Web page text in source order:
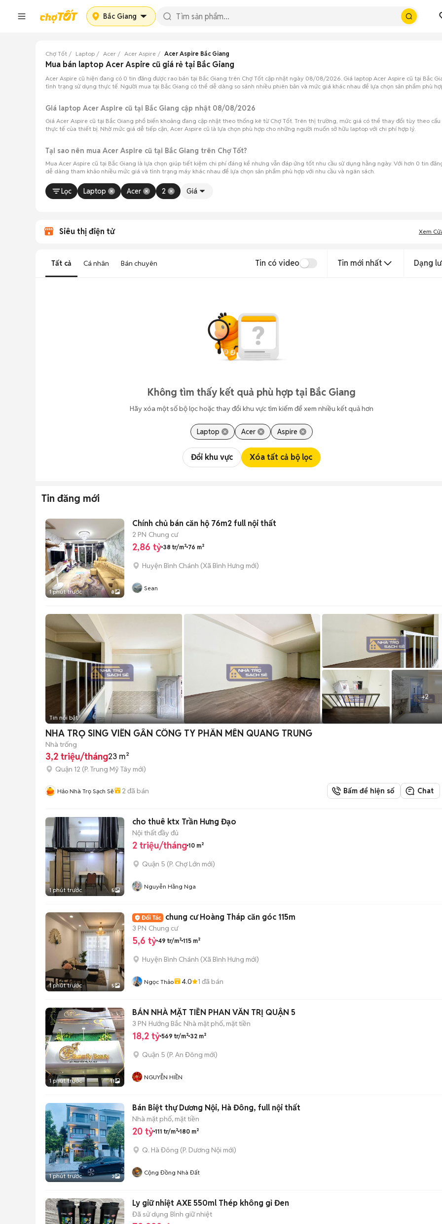
Bắc Giang
Chợ Tốt Laptop Acer Acer Aspire Acer Aspire Bắc Giang
Mua bán laptop Acer Aspire cũ giá rẻ tại Bắc Giang
Acer Aspire cũ hiện đang có 0 tin đăng được rao bán tại Bắc Giang trên Chợ Tốt cập nhật ngày 08/08/2026. Giá laptop Acer Aspire cũ tại Bắc
tình trạng sử dụng thực tế. Người mua tại Bắc Giang có thể dễ dàng so sánh nhiều phiên bản và mức giá khác nhau để lựa chọn sản phẩm phù
Giá laptop Acer Aspire cũ tại Bắc Giang cập nhật 08/08/2026
Giá Acer Aspire cũ tại Bắc Giang phổ biến khoảng đang cập nhật theo thống kê từ Chợ Tốt. Trên thị trường, mức giá có thể thay đổi tùy theo
thực tế của thiết bị. Nhờ mức giá dễ tiếp cận, Acer Aspire cũ là lựa chọn phù hợp cho những người muốn sở hữu laptop với chi phí hợp lý.
Tại sao nên mua Acer Aspire cũ tại Bắc Giang trên Chợ Tốt?
Mua Acer Aspire cũ tại Bắc Giang là lựa chọn giúp tiết kiệm chi phí đáng kể nhưng vẫn đáp ứng tốt nhu cầu sử dụng hằng ngày. Với hơn 0 tin
dễ dàng tham khảo nhiều mức giá và tình trạng máy khác nhau để lựa chọn sản phẩm phù hợp với nhu cầu và ngân sách.
Lọc Laptop Acer 2 Giá
Siêu thị điện tử Xem
Tất cả Cá nhân Bán chuyên Tin có video Tin mới nhất Dạng
Không tìm thấy kết quả phù hợp tại Bắc Giang
Hãy xóa một số bộ lọc hoặc thay đổi khu vực tìm kiếm để xem nhiều kết quả hơn
Laptop Acer Aspire
Đổi khu vực Xóa tất cả bộ lọc
Tin đăng mới
1 phút trước 8
Chính chủ bán căn hộ 76m2 full nội thất
2 PN Chung cư
2,86 tỷ 38 tr/m² 76 m²
Huyện Bình Chánh (Xã Bình Hưng mới)
Sean
+2
Tin nổi bật
NHA TRỌ SING VIÊN GẦN CÔNG TY PHÂN MỀN QUANG TRUNG
Nhà trống
3,2 triệu/tháng23 m²
Quận 12 (P. Trung Mỹ Tây mới)
Hảo Nhà Trọ Sạch Sẽ 2 đã bán Bấm để hiện số Chat
1 phút trước 5
cho thuê ktx Trần Hưng Đạo
Nội thất đầy đủ
2 triệu/tháng 10 m²
Quận 5 (P. Chợ Lớn mới)
Nguyễn Hằng Nga
1 phút trước 5
chung cư Hoàng Tháp căn góc 115m
3 PN Chung cư
5,6 tỷ 49 tr/m² 115 m²
Huyện Bình Chánh (Xã Bình Hưng mới)
Ngọc Thảo 4.0 1 đã bán
1 phút trước 11
BÁN NHÀ MẶT TIỀN PHAN VĂN TRỊ QUẬN 5
3 PN Hướng Bắc Nhà mặt phố, mặt tiền
18,2 tỷ 569 tr/m² 32 m²
Quận 5 (P. An Đông mới)
NGUYỄN HIỀN
1 phút trước 3
Bán Biệt thự Dương Nội, Hà Đông, full nội thất
Nhà mặt phố, mặt tiền
20 tỷ 111 tr/m² 180 m²
Q. Hà Đông (P. Dương Nội mới)
Cộng Đồng Nhà Đất
Ly giữ nhiệt AXE 550ml Thép không gỉ Đen
Đã sử dụng Bình giữ nhiệt